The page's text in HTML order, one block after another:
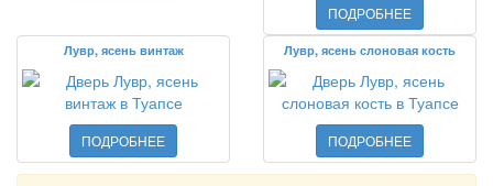
ПОДРОБНЕЕ
Лувр, ясень винтаж
ПОДРОБНЕЕ
Лувр, ясень слоновая кость
ПОДРОБНЕЕ